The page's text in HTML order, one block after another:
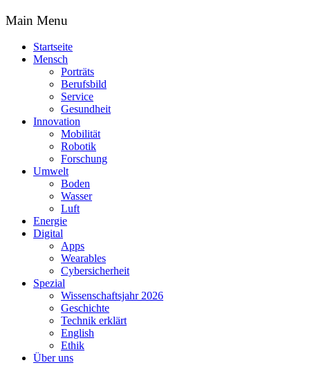
Main Menu
Startseite
Mensch
Porträts
Berufsbild
Service
Gesundheit
Innovation
Mobilität
Robotik
Forschung
Umwelt
Boden
Wasser
Luft
Energie
Digital
Apps
Wearables
Cybersicherheit
Spezial
Wissenschaftsjahr 2026
Geschichte
Technik erklärt
English
Ethik
Über uns